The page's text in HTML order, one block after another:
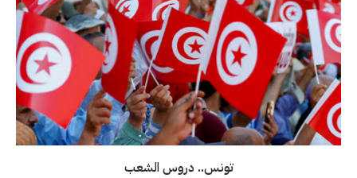
تونس.. دروس الشعب